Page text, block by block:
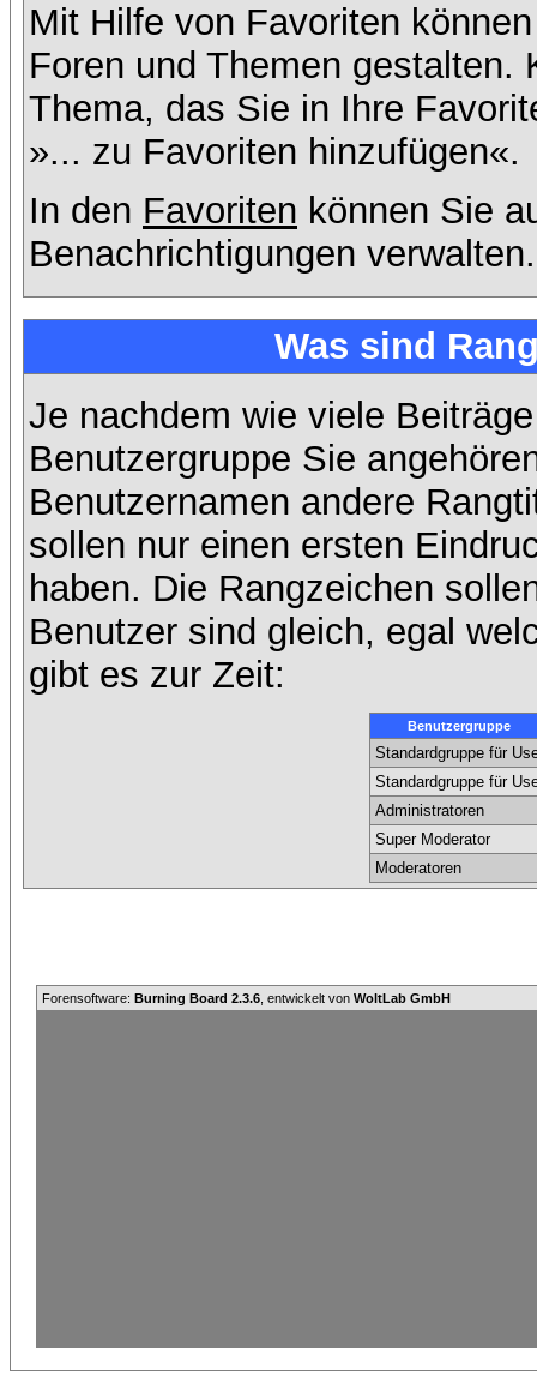
Mit Hilfe von Favoriten
Foren und Themen gestalten.
Thema, das Sie in Ihre
»... zu Favoriten hinzufügen«.
In den Favoriten können Sie
Benachrichtigungen verwalten.
Was sind
Je nachdem wie viele
Benutzergruppe Sie
Benutzernamen andere
sollen nur einen ersten
haben. Die Rangzeichen
Benutzer sind gleich, egal
gibt es zur Zeit:
Benutzergruppe
Standardgruppe für
Standardgruppe für
Administratoren
Super Moderator
Moderatoren
Forensoftware: Burning Board 2.3.6 , entwickelt von WoltLab GmbH